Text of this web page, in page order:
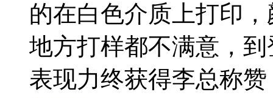
的在白色介质上打印
地方打样都不满意，
表现力终获得李总称